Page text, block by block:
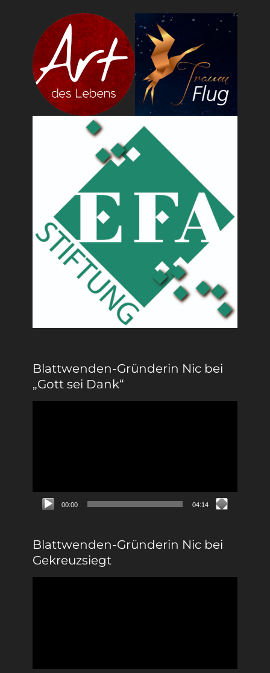
Blattwenden-Gründerin Nic bei
„Gott sei Dank“
00:00 04:14
Blattwenden-Gründerin Nic bei
Gekreuzsiegt